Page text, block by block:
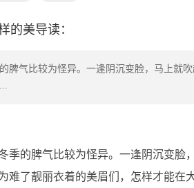
的美导读：
脾气比较为怪异。一逢阴沉变脸，马上就
季的脾气比较为怪异。一逢阴沉变
难了靓丽衣着的美眉们，怎样才能在